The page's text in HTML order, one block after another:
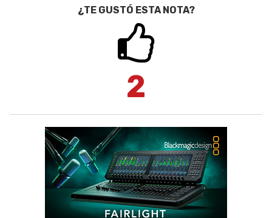
¿TE GUSTÓ ESTA NOTA?
2